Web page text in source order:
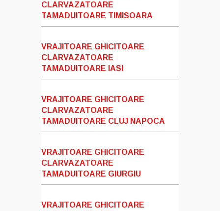
CLARVAZATOARE
TAMADUITOARE TIMISOARA
VRAJITOARE GHICITOARE
CLARVAZATOARE
TAMADUITOARE IASI
VRAJITOARE GHICITOARE
CLARVAZATOARE
TAMADUITOARE CLUJ NAPOCA
VRAJITOARE GHICITOARE
CLARVAZATOARE
TAMADUITOARE GIURGIU
VRAJITOARE GHICITOARE